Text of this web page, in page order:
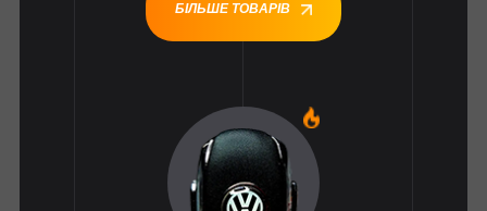
БІЛЬШЕ ТОВАРІВ